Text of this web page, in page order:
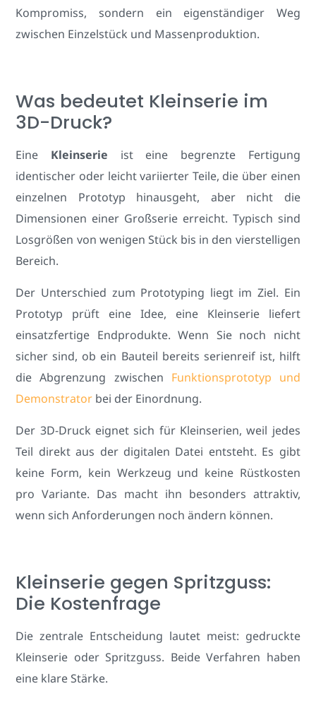
Kompromiss, sondern ein eigenständiger Weg
zwischen Einzelstück und Massenproduktion.
Was bedeutet Kleinserie im
3D-Druck?
Eine Kleinserie ist eine begrenzte Fertigung
identischer oder leicht variierter Teile, die über einen
einzelnen Prototyp hinausgeht, aber nicht die
Dimensionen einer Großserie erreicht. Typisch sind
Losgrößen von wenigen Stück bis in den vierstelligen
Bereich.
Der Unterschied zum Prototyping liegt im Ziel. Ein
Prototyp prüft eine Idee, eine Kleinserie liefert
einsatzfertige Endprodukte. Wenn Sie noch nicht
sicher sind, ob ein Bauteil bereits serienreif ist, hilft
die Abgrenzung zwischen Funktionsprototyp und
Demonstrator bei der Einordnung.
Der 3D-Druck eignet sich für Kleinserien, weil jedes
Teil direkt aus der digitalen Datei entsteht. Es gibt
keine Form, kein Werkzeug und keine Rüstkosten
pro Variante. Das macht ihn besonders attraktiv,
wenn sich Anforderungen noch ändern können.
Kleinserie gegen Spritzguss:
Die Kostenfrage
Die zentrale Entscheidung lautet meist: gedruckte
Kleinserie oder Spritzguss. Beide Verfahren haben
eine klare Stärke.